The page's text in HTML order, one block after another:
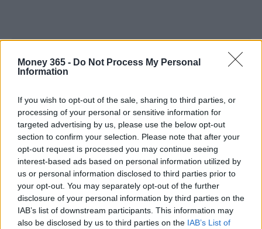
Money 365 - Do Not Process My Personal
Information
If you wish to opt-out of the sale, sharing to third parties, or
processing of your personal or sensitive information for
targeted advertising by us, please use the below opt-out
section to confirm your selection. Please note that after your
opt-out request is processed you may continue seeing
interest-based ads based on personal information utilized by
us or personal information disclosed to third parties prior to
your opt-out. You may separately opt-out of the further
disclosure of your personal information by third parties on the
IAB’s list of downstream participants. This information may
also be disclosed by us to third parties on the IAB’s List of
AiAdhubMedia